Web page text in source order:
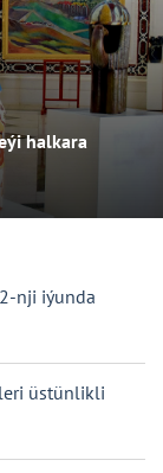
halkara
nji iýunda
üstünlikli